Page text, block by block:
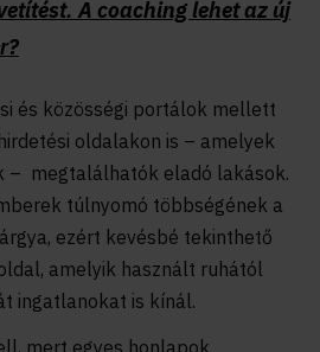
A coaching lehet az új
és közösségi portálok mellett
oldalakon is – amelyek
– megtalálhatók eladó lakások.
túlnyomó többségének a
ezért kevésbé tekinthető
amelyik használt ruhától
ingatlanokat is kínál.